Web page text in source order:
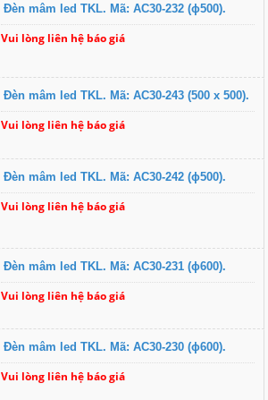
Đèn mâm led TKL. Mã: AC30-232 (ɸ500).
Vui lòng liên hệ báo giá
Đèn mâm led TKL. Mã: AC30-243 (500 x 500).
Vui lòng liên hệ báo giá
Đèn mâm led TKL. Mã: AC30-242 (ɸ500).
Vui lòng liên hệ báo giá
Đèn mâm led TKL. Mã: AC30-231 (ɸ600).
Vui lòng liên hệ báo giá
Đèn mâm led TKL. Mã: AC30-230 (ɸ600).
Vui lòng liên hệ báo giá